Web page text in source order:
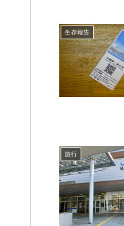
生存報告
旅行